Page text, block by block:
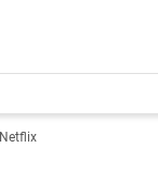
Netflix